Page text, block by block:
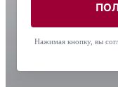
Нажимая кнопку, вы